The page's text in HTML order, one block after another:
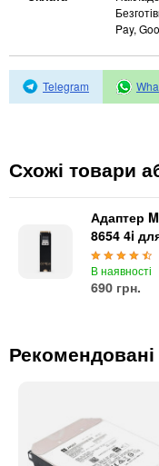
Периферійні пристрої
Монітори
Клавіатури, миші, комплекти
Автономне живлення
Автоматичні вимикачі
Інвертори напруги
Акумулятори для ДБЖ
Pay,
Telegram
Схожі товари
Адаптер
8654 4i
В наявності
690 грн.